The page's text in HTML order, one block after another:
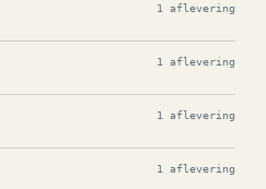
1 aflevering
1 aflevering
1 aflevering
1 aflevering